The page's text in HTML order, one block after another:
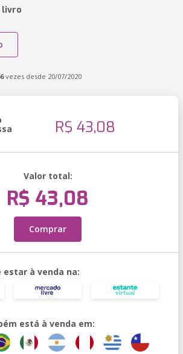
livro
vezes desde 20/07/2020
R$ 43,08
Valor total:
R$ 43,08
Comprar
estar à venda na:
está à venda em: